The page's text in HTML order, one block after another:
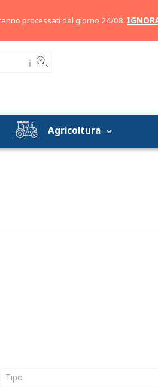
ℹ
Agricoltura
Tipo
processati dal giorno 24/08.